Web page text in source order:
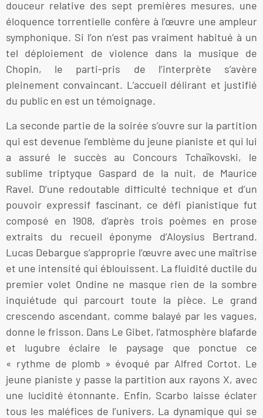
douceur relative des sept premières mesures, une
éloquence torrentielle confère à l’œuvre une ampleur
symphonique. Si l’on n’est pas vraiment habitué à un
tel déploiement de violence dans la musique de
Chopin, le parti-pris de l’interprète s’avère
pleinement convaincant. L’accueil délirant et justifié
du public en est un témoignage.
La seconde partie de la soirée s’ouvre sur la partition
qui est devenue l’emblème du jeune pianiste et qui lui
a assuré le succès au Concours Tchaïkovski, le
sublime triptyque Gaspard de la nuit, de Maurice
Ravel. D’une redoutable difficulté technique et d’un
pouvoir expressif fascinant, ce défi pianistique fut
composé en 1908, d’après trois poèmes en prose
extraits du recueil éponyme d’Aloysius Bertrand.
Lucas Debargue s’approprie l’œuvre avec une maîtrise
et une intensité qui éblouissent. La fluidité ductile du
premier volet Ondine ne masque rien de la sombre
inquiétude qui parcourt toute la pièce. Le grand
crescendo ascendant, comme balayé par les vagues,
donne le frisson. Dans Le Gibet, l’atmosphère blafarde
et lugubre éclaire le paysage que ponctue ce
« rythme de plomb » évoqué par Alfred Cortot. Le
jeune pianiste y passe la partition aux rayons X, avec
une lucidité étonnante. Enfin, Scarbo laisse éclater
tous les maléfices de l’univers. La dynamique qui se